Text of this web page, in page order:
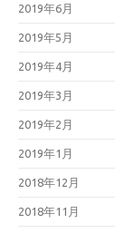
2019年6月
2019年5月
2019年4月
2019年3月
2019年2月
2019年1月
2018年12月
2018年11月